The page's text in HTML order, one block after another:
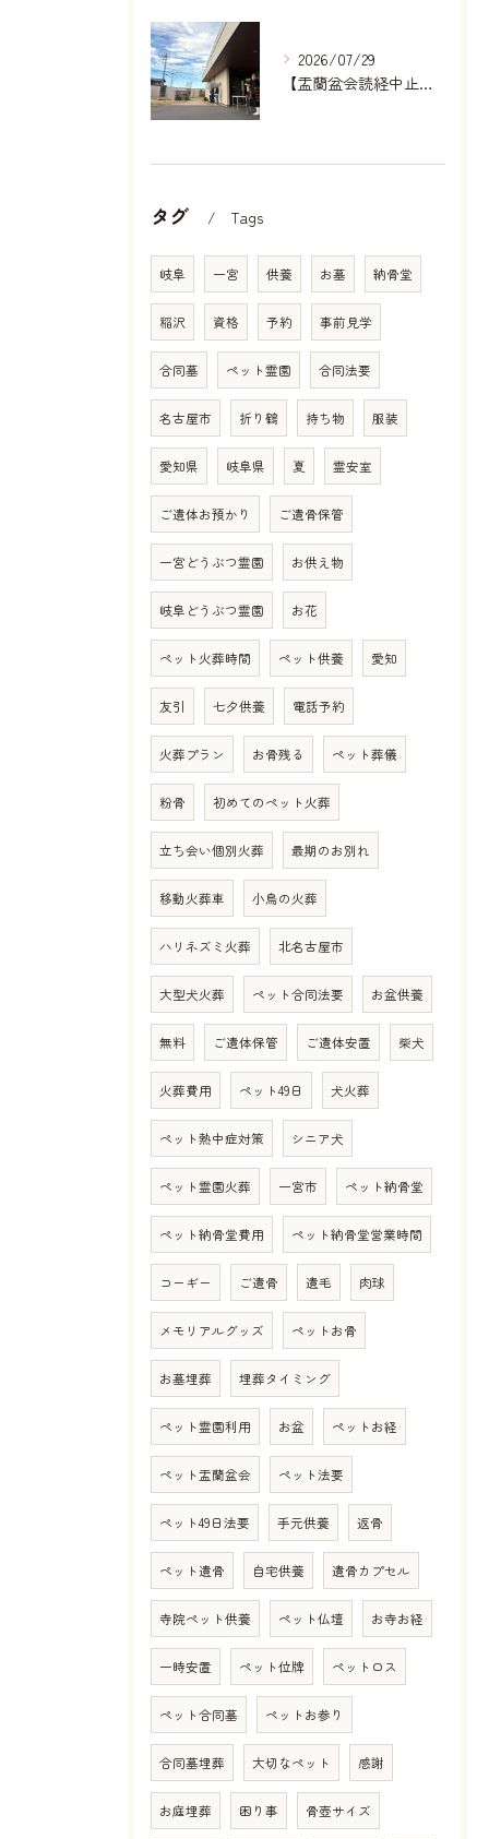
2026/07/29
【盂蘭盆会読経中止のお知らせ】｜岐阜どうぶつ霊園
タグ Tags
岐阜 一宮 供養 お墓 納骨堂
稲沢 資格 予約 事前見学
合同墓 ペット霊園 合同法要
名古屋市 折り鶴 持ち物 服装
愛知県 岐阜県 夏 霊安室
ご遺体お預かり ご遺骨保管
一宮どうぶつ霊園 お供え物
岐阜どうぶつ霊園 お花
ペット火葬時間 ペット供養 愛知
友引 七夕供養 電話予約
火葬プラン お骨残る ペット葬儀
粉骨 初めてのペット火葬
立ち会い個別火葬 最期のお別れ
移動火葬車 小鳥の火葬
ハリネズミ火葬 北名古屋市
大型犬火葬 ペット合同法要 お盆供養
無料 ご遺体保管 ご遺体安置 柴犬
火葬費用 ペット49日 犬火葬
ペット熱中症対策 シニア犬
ペット霊園火葬 一宮市 ペット納骨堂
ペット納骨堂費用 ペット納骨堂営業時間
コーギー ご遺骨 遺毛 肉球
メモリアルグッズ ペットお骨
お墓埋葬 埋葬タイミング
ペット霊園利用 お盆 ペットお経
ペット盂蘭盆会 ペット法要
ペット49日法要 手元供養 返骨
ペット遺骨 自宅供養 遺骨カプセル
寺院ペット供養 ペット仏壇 お寺お経
一時安置 ペット位牌 ペットロス
ペット合同墓 ペットお参り
合同墓埋葬 大切なペット 感謝
お庭埋葬 困り事 骨壺サイズ